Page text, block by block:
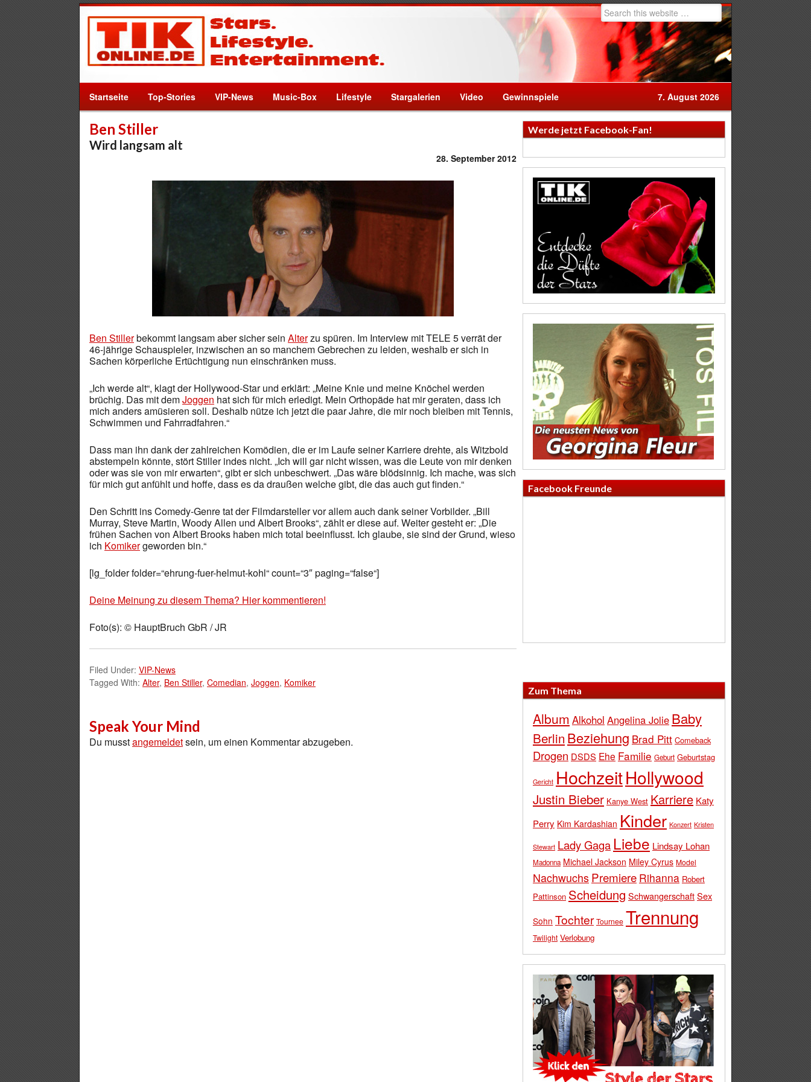
Startseite Top-Stories VIP-News Music-Box Lifestyle Stargalerien Video Gewinnspiele 7. August 2026
Ben Stiller
Wird langsam alt
28. September 2012
Ben Stillerbekommt langsam aber sicher sein Alterzu spüren. Im Interview mit TELE 5 verrät der
46-jährige Schauspieler, inzwischen an so manchem Gebrechen zu leiden, weshalb er sich in
Sachen körperliche Ertüchtigung nun einschränken muss.
„Ich werde alt“, klagt der Hollywood-Star und erklärt: „Meine Knie und meine Knöchel werden
brüchig. Das mit demJoggen hat sich für mich erledigt. Mein Orthopäde hat mir geraten, dass ich
mich anders amüsieren soll. Deshalb nütze ich jetzt die paar Jahre, die mir noch bleiben mit Tennis,
Schwimmen und Fahrradfahren.“
Dass man ihn dank der zahlreichen Komödien, die er im Laufe seiner Karriere drehte, als Witzbold
abstempeln könnte, stört Stiller indes nicht. „Ich will gar nicht wissen, was die Leute von mir denken
oder was sie von mir erwarten“, gibt er sich unbeschwert. „Das wäre blödsinnig. Ich mache, was sich
für mich gut anfühlt und hoffe, dass es da draußen welche gibt, die das auch gut finden.“
Den Schritt ins Comedy-Genre tat der Filmdarsteller vor allem auch dank seiner Vorbilder. „Bill
Murray, Steve Martin, Woody Allen und Albert Brooks“, zählt er diese auf. Weiter gesteht er: „Die
frühen Sachen von Albert Brooks haben mich total beeinflusst. Ich glaube, sie sind der Grund, wieso
ich Komikergeworden bin.“
[lg_folder folder=“ehrung-fuer-helmut-kohl“ count=“3″ paging=“false“]
Deine Meinung zu diesem Thema? Hier kommentieren!
Foto(s): © HauptBruch GbR / JR
Filed Under: VIP-News
Tagged With: Alter, Ben Stiller, Comedian, Joggen, Komiker
Speak Your Mind
Du musstangemeldetsein, um einen Kommentar abzugeben.
Werde jetzt Facebook-Fan!
Facebook Freunde
Zum Thema
Album Alkohol Angelina Jolie Baby
Berlin Beziehung Brad Pitt Comeback
Drogen DSDS Ehe Familie Geburt Geburtstag
Gericht HochzeitHollywood
Justin Bieber Kanye West Karriere Katy
Perry Kim Kardashian Kinder Konzert Kristen
Stewart Lady Gaga Liebe Lindsay Lohan
Madonna Michael Jackson Miley Cyrus Model
Nachwuchs Premiere Rihanna Robert
Pattinson Scheidung SchwangerschaftSex
Sohn Tochter Tournee Trennung
Twilight Verlobung